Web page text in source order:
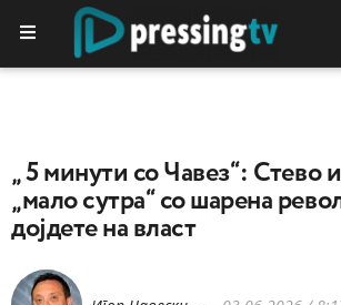
„ 5 минути со Чавез“: Стево
„мало сутра“ со шарена
дојдете на власт